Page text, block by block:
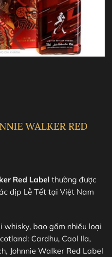
WALKER RED
Red Label thường được
dịp Lễ Tết tại Việt Nam
whisky, bao gồm nhiều loại
Cardhu, Caol Ila,
Johnnie Walker Red Label